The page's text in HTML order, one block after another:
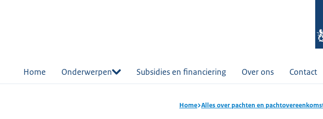
Home Onderwerpen Subsidies en financiering Over ons Contact
Home Alles over pachten en